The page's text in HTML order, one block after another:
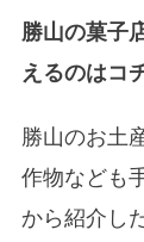
勝山の菓子
えるのはコ
勝山のお土
作物なども
から紹介し